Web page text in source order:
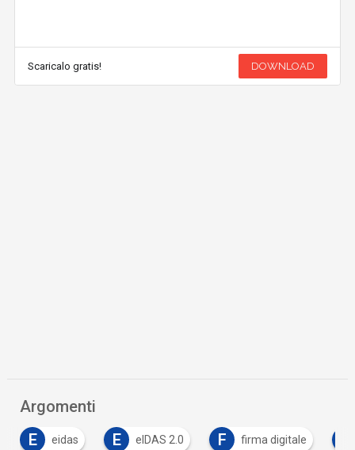
Scaricalo gratis! DOWNLOAD
Argomenti
E
eIDAS 2.0 F firma digitale F firma